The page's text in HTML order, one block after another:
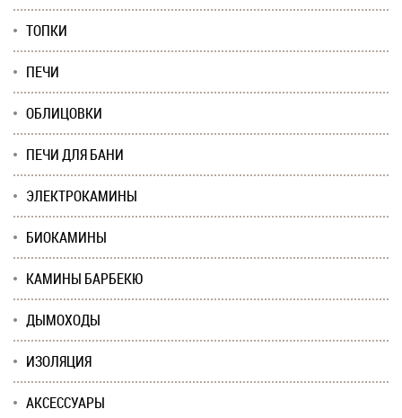
ТОПКИ
ПЕЧИ
ОБЛИЦОВКИ
ПЕЧИ ДЛЯ БАНИ
ЭЛЕКТРОКАМИНЫ
БИОКАМИНЫ
КАМИНЫ БАРБЕКЮ
ДЫМОХОДЫ
ИЗОЛЯЦИЯ
АКСЕССУАРЫ